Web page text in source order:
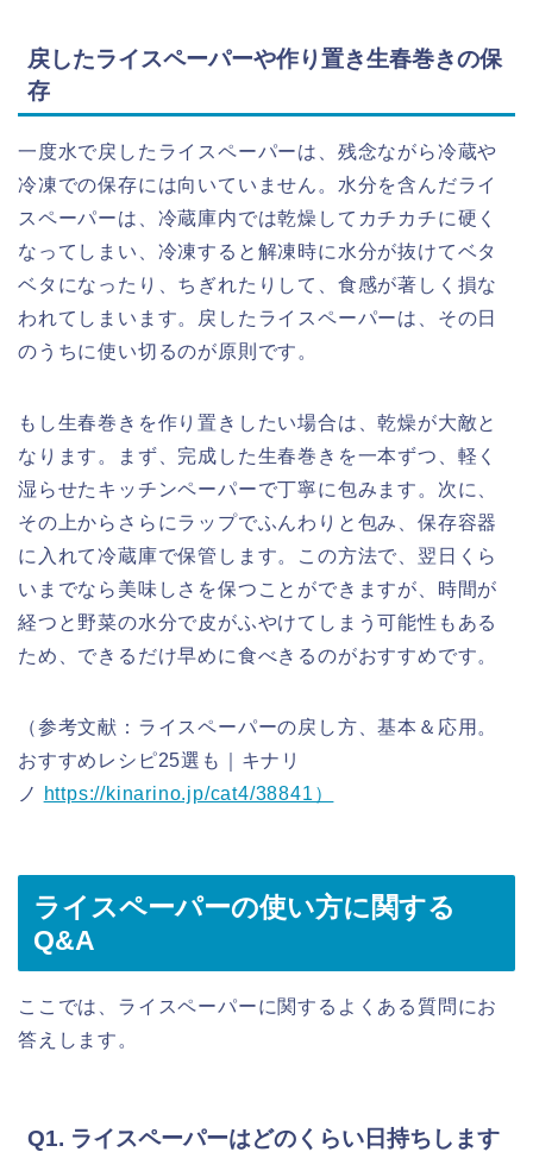
戻したライスペーパーや作り置き生春巻きの保
存
一度水で戻したライスペーパーは、残念ながら冷蔵や
冷凍での保存には向いていません。水分を含んだライ
スペーパーは、冷蔵庫内では乾燥してカチカチに硬く
なってしまい、冷凍すると解凍時に水分が抜けてベタ
ベタになったり、ちぎれたりして、食感が著しく損な
われてしまいます。戻したライスペーパーは、その日
のうちに使い切るのが原則です。
もし生春巻きを作り置きしたい場合は、乾燥が大敵と
なります。まず、完成した生春巻きを一本ずつ、軽く
湿らせたキッチンペーパーで丁寧に包みます。次に、
その上からさらにラップでふんわりと包み、保存容器
に入れて冷蔵庫で保管します。この方法で、翌日くら
いまでなら美味しさを保つことができますが、時間が
経つと野菜の水分で皮がふやけてしまう可能性もある
ため、できるだけ早めに食べきるのがおすすめです。
（参考文献：ライスペーパーの戻し方、基本＆応用。
おすすめレシピ25選も｜キナリ
ノ
https://kinarino.jp/cat4/38841）
ライスペーパーの使い方に関する
Q&A
ここでは、ライスペーパーに関するよくある質問にお
答えします。
Q1. ライスペーパーはどのくらい日持ちします